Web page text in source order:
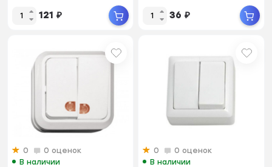
121 ₽ 36 ₽
0
0 оценок
В наличии
0
0 оценок
В наличии